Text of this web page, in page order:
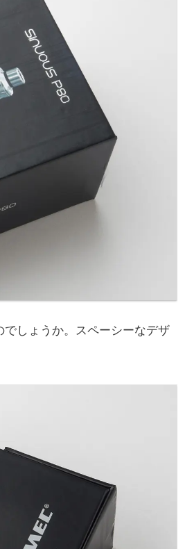
しょうか。スペーシーなデザ